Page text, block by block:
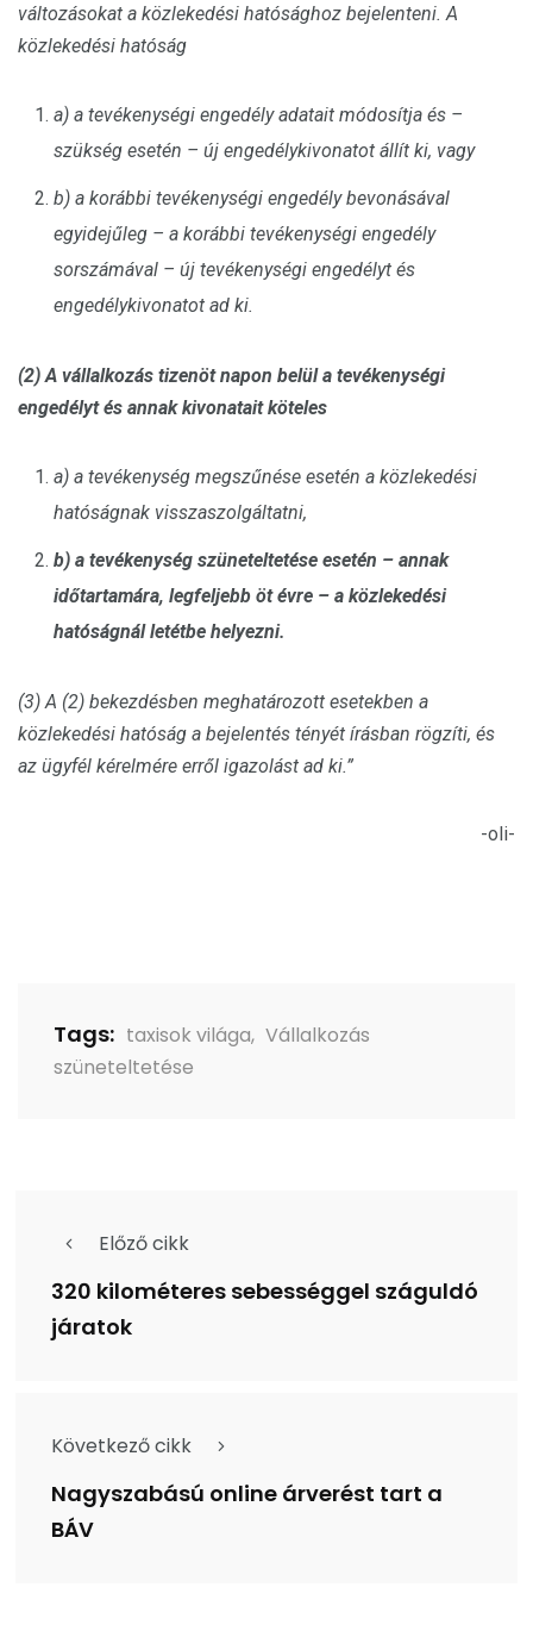
változásokat a közlekedési hatósághoz bejelenteni. A
közlekedési hatóság
a) a tevékenységi engedély adatait módosítja és –
szükség esetén – új engedélykivonatot állít ki, vagy
b) a korábbi tevékenységi engedély bevonásával
egyidejűleg – a korábbi tevékenységi engedély
sorszámával – új tevékenységi engedélyt és
engedélykivonatot ad ki.
(2) A vállalkozás tizenöt napon belül a tevékenységi
engedélyt és annak kivonatait köteles
a) a tevékenység megszűnése esetén a közlekedési
hatóságnak visszaszolgáltatni,
b) a tevékenység szüneteltetése esetén – annak
időtartamára, legfeljebb öt évre – a közlekedési
hatóságnál letétbe helyezni.
(3) A (2) bekezdésben meghatározott esetekben a
közlekedési hatóság a bejelentés tényét írásban rögzíti, és
az ügyfél kérelmére erről igazolást ad ki.”
-oli-
Tags: taxisok világa, Vállalkozás
szüneteltetése
Előző cikk
320 kilométeres sebességgel száguldó
járatok
Következő cikk
Nagyszabású online árverést tart a
BÁV